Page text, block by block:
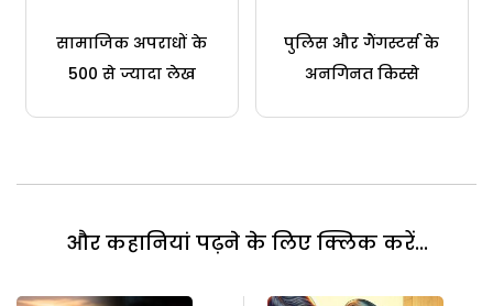
सामाजिक अपराधों के
500 से ज्यादा लेख
पुलिस और गैंगस्टर्स के
अनगिनत किस्से
और कहानियां पढ़ने के लिए क्लिक करें...